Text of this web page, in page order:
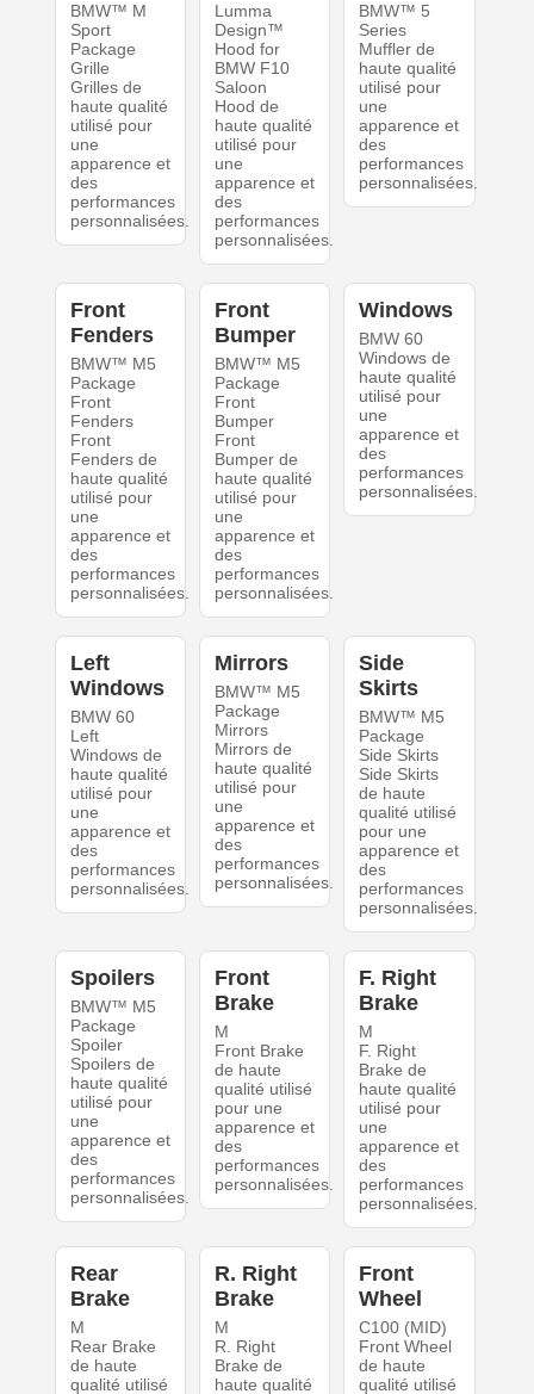
BMW™ M
Sport
Package
Grille
Grilles de
haute qualité
utilisé pour
une
apparence et
des
performances
personnalisées.
Lumma
Design™
Hood for
BMW F10
Saloon
Hood de
haute qualité
utilisé pour
une
apparence et
des
performances
personnalisées.
BMW™ 5
Series
Muffler de
haute qualité
utilisé pour
une
apparence et
des
performances
personnalisées.
Front
Fenders
BMW™ M5
Package
Front
Fenders
Front
Fenders de
haute qualité
utilisé pour
une
apparence et
des
performances
personnalisées.
Front
Bumper
BMW™ M5
Package
Front
Bumper
Front
Bumper de
haute qualité
utilisé pour
une
apparence et
des
performances
personnalisées.
Windows
BMW 60
Windows de
haute qualité
utilisé pour
une
apparence et
des
performances
personnalisées.
Left
Windows
BMW 60
Left
Windows de
haute qualité
utilisé pour
une
apparence et
des
performances
personnalisées.
Mirrors
BMW™ M5
Package
Mirrors
Mirrors de
haute qualité
utilisé pour
une
apparence et
des
performances
personnalisées.
Side
Skirts
BMW™ M5
Package
Side Skirts
Side Skirts
de haute
qualité utilisé
pour une
apparence et
des
performances
personnalisées.
Spoilers
BMW™ M5
Package
Spoiler
Spoilers de
haute qualité
utilisé pour
une
apparence et
des
performances
personnalisées.
Front
Brake
M
Front Brake
de haute
qualité utilisé
pour une
apparence et
des
performances
personnalisées.
F. Right
Brake
M
F. Right
Brake de
haute qualité
utilisé pour
une
apparence et
des
performances
personnalisées.
Rear
Brake
M
Rear Brake
de haute
qualité utilisé
R. Right
Brake
M
R. Right
Brake de
haute qualité
Front
Wheel
C100 (MID)
Front Wheel
de haute
qualité utilisé